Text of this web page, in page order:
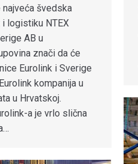
najveća švedska
logistiku NTEX
AB u
znači da će
Eurolink i Sverige
kompanija u
u Hrvatskoj.
a je vrlo slična